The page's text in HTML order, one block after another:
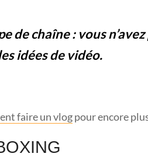
de chaîne : vous
idées de vidéo.
faire un vlogpour encore